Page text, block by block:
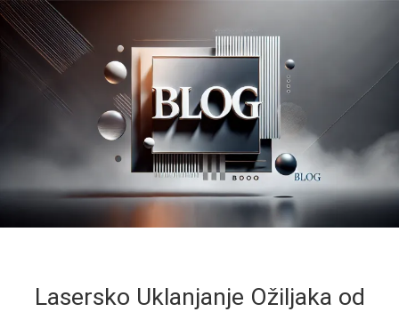
Lasersko Uklanjanje Ožiljaka od